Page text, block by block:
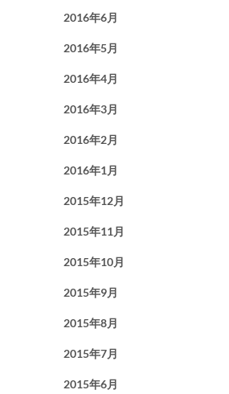
2016年6月
2016年5月
2016年4月
2016年3月
2016年2月
2016年1月
2015年12月
2015年11月
2015年10月
2015年9月
2015年8月
2015年7月
2015年6月